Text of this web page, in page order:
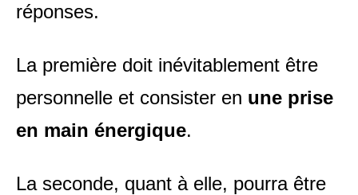
réponses.
La première doit inévitablement être
personnelle et consister en une prise
en main énergique.
La seconde, quant à elle, pourra être